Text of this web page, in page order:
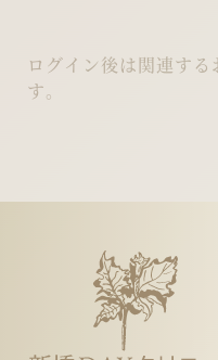
ログイン後は関連す
す。